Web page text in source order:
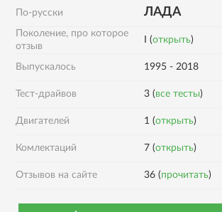
По-русски ЛАДА
Поколение, про которое
отзыв
I (открыть)
Выпускалось 1995 - 2018
Тест-драйвов 3 (все тесты)
Двигателей 1 (открыть)
Комлектаций 7 (открыть)
Отзывов на сайте 36 (прочитать)